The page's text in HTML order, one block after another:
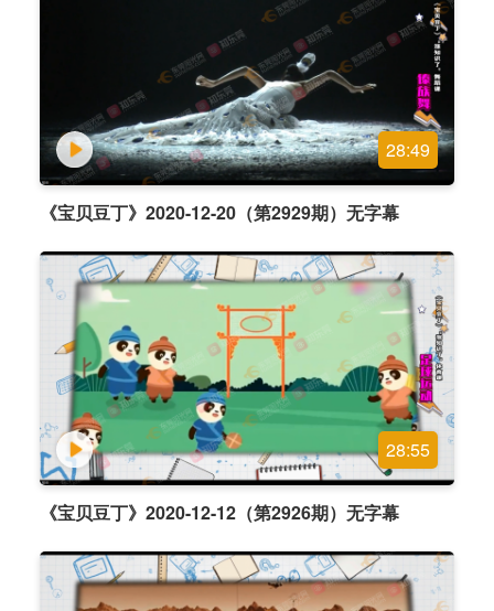
28:49
《宝贝豆丁》2020-12-20（第2929期）无字幕
28:55
《宝贝豆丁》2020-12-12（第2926期）无字幕